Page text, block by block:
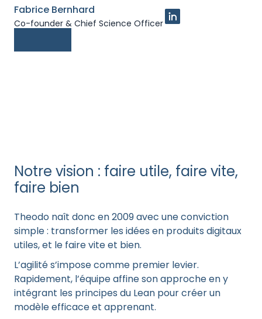
Fabrice Bernhard
Co-founder & Chief Science Officer
Notre vision : faire utile, faire vite,
faire bien
Theodo naît donc en 2009 avec une conviction
simple : transformer les idées en produits digitaux
utiles, et le faire vite et bien.
L’agilité s’impose comme premier levier.
Rapidement, l’équipe affine son approche en y
intégrant les principes du Lean pour créer un
modèle efficace et apprenant.